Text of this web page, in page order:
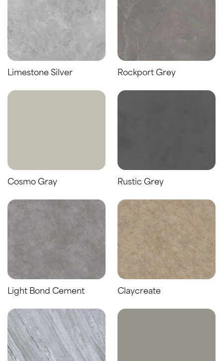
Limestone Silver Rockport Grey
Cosmo Gray Rustic Grey
Light Bond Cement Claycreate